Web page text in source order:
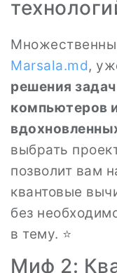
Marsala.md,
решения
компьютеров
выбрать
позволит вам
квантовые
без
в тему. ⭐️
Миф 2: